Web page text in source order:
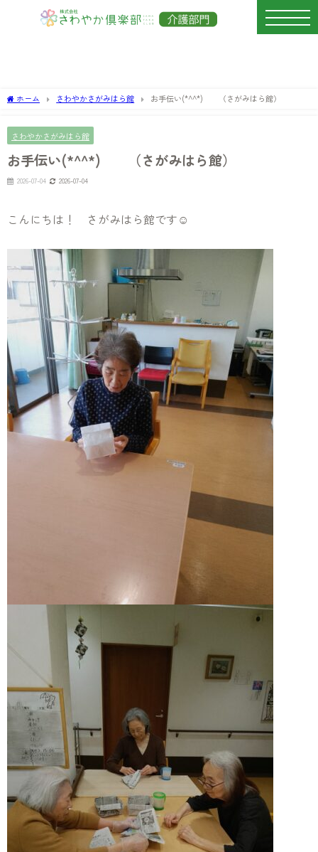
ホーム さわやかさがみはら館 お手伝い(*^^*) （さがみはら館）
さわやかさがみはら館
お手伝い(*^^*) （さがみはら館）
2026-07-04 2026-07-04
こんにちは！ さがみはら館です☺